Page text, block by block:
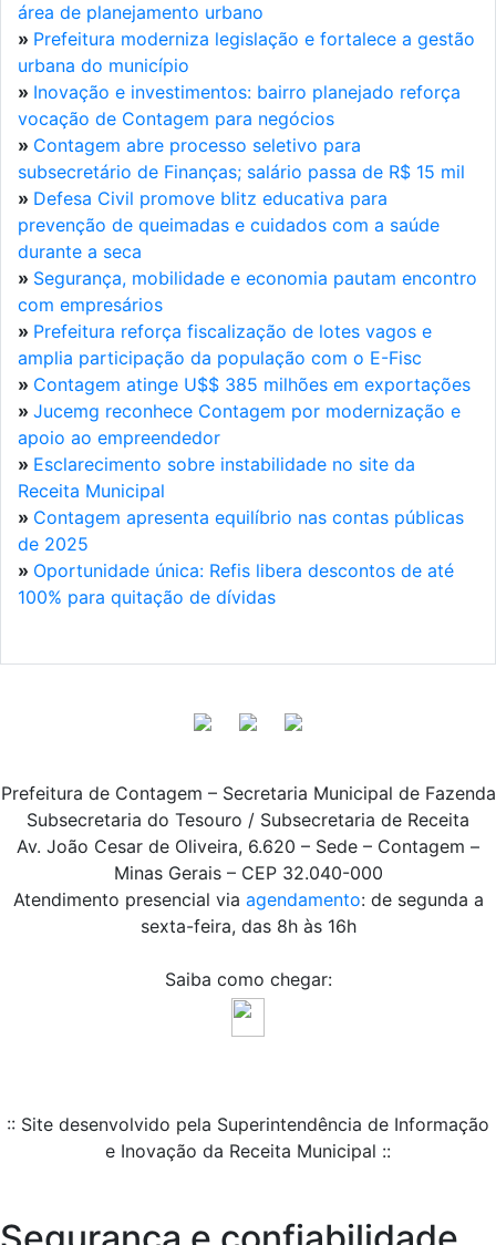
área de planejamento urbano
» Prefeitura moderniza legislação e fortalece a gestão
urbana do município
» Inovação e investimentos: bairro planejado reforça
vocação de Contagem para negócios
» Contagem abre processo seletivo para
subsecretário de Finanças; salário passa de R$ 15 mil
» Defesa Civil promove blitz educativa para
prevenção de queimadas e cuidados com a saúde
durante a seca
» Segurança, mobilidade e economia pautam encontro
com empresários
» Prefeitura reforça fiscalização de lotes vagos e
amplia participação da população com o E-Fisc
» Contagem atinge U$$ 385 milhões em exportações
» Jucemg reconhece Contagem por modernização e
apoio ao empreendedor
» Esclarecimento sobre instabilidade no site da
Receita Municipal
» Contagem apresenta equilíbrio nas contas públicas
de 2025
» Oportunidade única: Refis libera descontos de até
100% para quitação de dívidas
Prefeitura de Contagem – Secretaria Municipal de Fazenda
Subsecretaria do Tesouro / Subsecretaria de Receita
Av. João Cesar de Oliveira, 6.620 – Sede – Contagem –
Minas Gerais – CEP 32.040-000
Atendimento presencial via agendamento: de segunda a
sexta-feira, das 8h às 16h
Saiba como chegar:
:: Site desenvolvido pela Superintendência de Informação
e Inovação da Receita Municipal ::